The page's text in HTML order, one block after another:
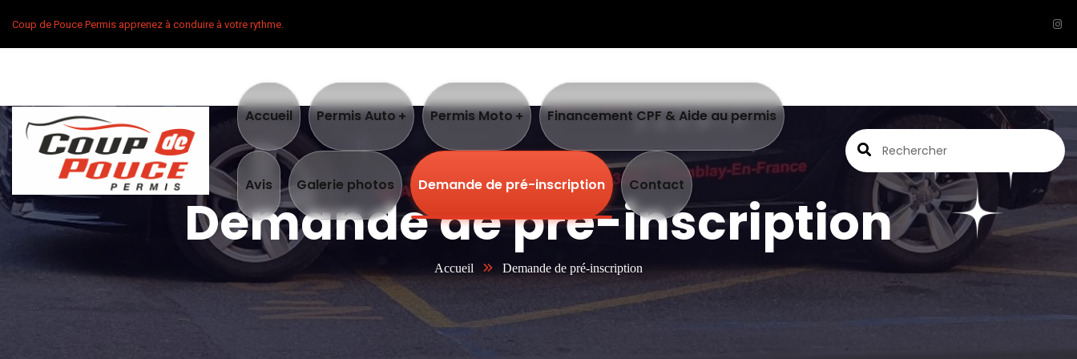
Coup de Pouce Permis apprenez à conduire à votre rythme.
Accueil Permis Auto Permis Moto Financement CPF & Aide au permis
Avis Galerie photos Demande de pré-inscription Contact
Demande de pré-inscription
Accueil Demande de pré-inscription